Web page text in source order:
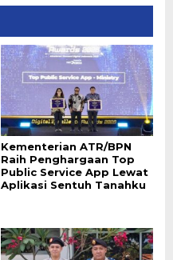
Kementerian ATR/BPN
Raih Penghargaan Top
Public Service App Lewat
Aplikasi Sentuh Tanahku